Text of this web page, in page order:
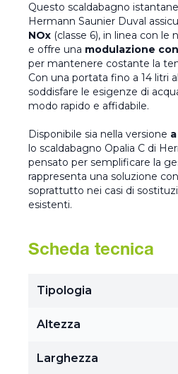
Questo scaldabagno
Hermann Saunier Duval
NOx (classe 6), in linea con
e offre una modulazione
per mantenere costante la
Con una portata fino a 14 litri
soddisfare le esigenze di
modo rapido e affidabile.
Disponibile sia nella versione
lo scaldabagno Opalia C di
pensato per semplificare la
rappresenta una soluzione
soprattutto nei casi di
esistenti.
Scheda tecnica
Tipologia
Altezza
Larghezza